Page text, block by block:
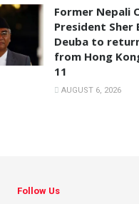
Former Nepali
President Sher
Deuba to
from Hong
11
AUGUST 6, 2026
Follow Us